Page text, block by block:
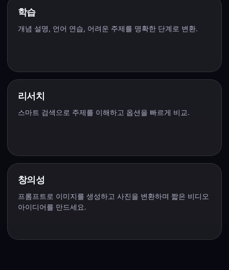
학습
개념 설명, 언어 연습, 어려운 주제를 명확한 단계로 변환.
리서치
스마트 검색으로 주제를 이해하고 옵션을 빠르게 비교.
창의성
프롬프트로 이미지를 생성하고 사진을 변환하며 짧은 비디오
아이디어를 만드세요.